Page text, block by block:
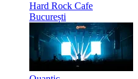
Hard Rock Cafe
București